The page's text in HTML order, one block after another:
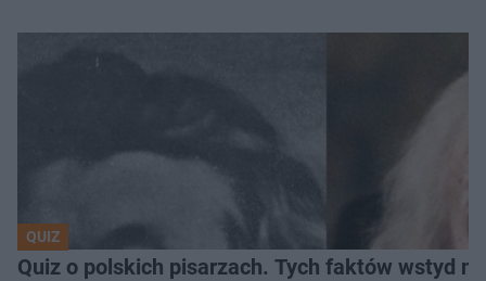
QUIZ
Quiz o polskich pisarzach. Tych faktów wstyd